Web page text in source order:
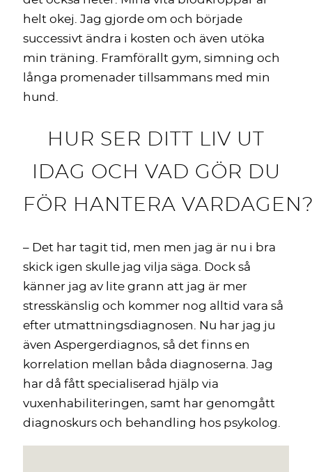
helt okej. Jag gjorde om och började
successivt ändra i kosten och även utöka
min träning. Framförallt gym, simning och
långa promenader tillsammans med min
hund.
HUR SER DITT LIV UT
IDAG OCH VAD GÖR DU
FÖR HANTERA
– Det har tagit tid, men men jag är nu i bra
skick igen skulle jag vilja säga. Dock så
känner jag av lite grann att jag är mer
stresskänslig och kommer nog alltid vara så
efter utmattningsdiagnosen. Nu har jag ju
även Aspergerdiagnos, så det finns en
korrelation mellan båda diagnoserna. Jag
har då fått specialiserad hjälp via
vuxenhabiliteringen, samt har genomgått
diagnoskurs och behandling hos psykolog.